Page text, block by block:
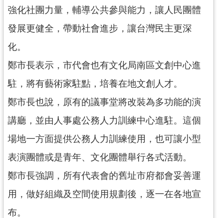
市
政
箱
常
見
答
桃
園
政
府
入
口
網
強化社團力量，輔導公共參與能力，讓人民團體
發展更健全，帶動社會進步，讓台灣民主更深
化。
鄭市長表示，市代會也有文化局南區文創中心進
駐，將有藝術家駐點，培養在地文創人才。
鄭市長也說，原有的議事堂將改裝為多功能的演
講廳，並由人事處公務人力訓練中心進駐。這個
場地一方面提供公務人力訓練使用，也可讓小型
表演團體或是青年、文化團體舉行各式活動。
鄭市長強調，所有代表會的舊址市府都會妥善運
用，做好組織及空間使用規劃後，逐一在各地宣
布。